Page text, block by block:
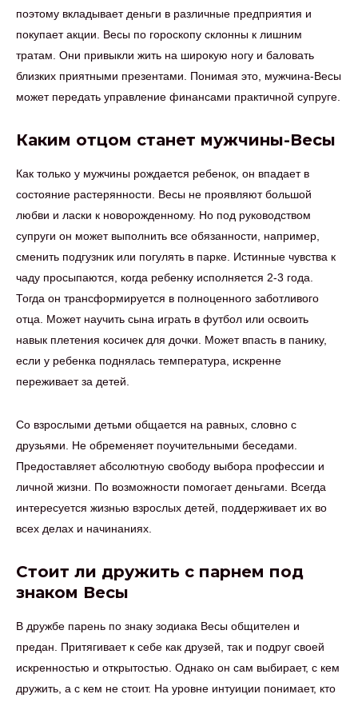
поэтому вкладывает деньги в различные предприятия и
покупает акции. Весы по гороскопу склонны к лишним
тратам. Они привыкли жить на широкую ногу и баловать
близких приятными презентами. Понимая это, мужчина-Весы
может передать управление финансами практичной супруге.
Каким отцом станет мужчины-Весы
Как только у мужчины рождается ребенок, он впадает в
состояние растерянности. Весы не проявляют большой
любви и ласки к новорожденному. Но под руководством
супруги он может выполнить все обязанности, например,
сменить подгузник или погулять в парке. Истинные чувства к
чаду просыпаются, когда ребенку исполняется 2-3 года.
Тогда он трансформируется в полноценного заботливого
отца. Может научить сына играть в футбол или освоить
навык плетения косичек для дочки. Может впасть в панику,
если у ребенка поднялась температура, искренне
переживает за детей.
Со взрослыми детьми общается на равных, словно с
друзьями. Не обременяет поучительными беседами.
Предоставляет абсолютную свободу выбора профессии и
личной жизни. По возможности помогает деньгами. Всегда
интересуется жизнью взрослых детей, поддерживает их во
всех делах и начинаниях.
Стоит ли дружить с парнем под
знаком Весы
В дружбе парень по знаку зодиака Весы общителен и
предан. Притягивает к себе как друзей, так и подруг своей
искренностью и открытостью. Однако он сам выбирает, с кем
дружить, а с кем не стоит. На уровне интуиции понимает, кто